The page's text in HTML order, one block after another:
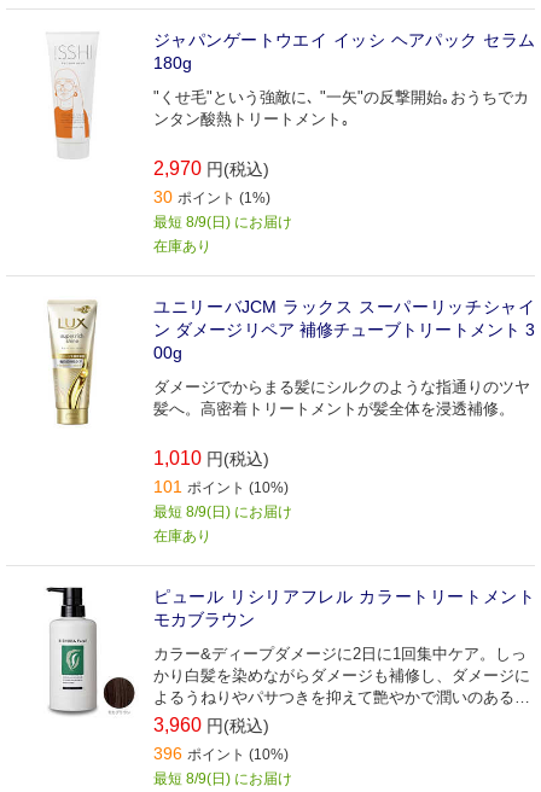
ジャパンゲートウエイ イッシ ヘアパック セラム
180g
"くせ毛"という強敵に､ "一矢"の反撃開始｡おうちでカ
ンタン酸熱トリートメント｡
2,970 円(税込)
30 ポイント (1%)
最短 8/9(日) にお届け
在庫あり
ユニリーバJCM ラックス スーパーリッチシャイ
ン ダメージリペア 補修チューブトリートメント 3
00g
ダメージでからまる髪にシルクのような指通りのツヤ
髪へ。高密着トリートメントが髪全体を浸透補修。
1,010 円(税込)
101 ポイント (10%)
最短 8/9(日) にお届け
在庫あり
ピュール リシリアフレル カラートリートメント
モカブラウン
カラー&ディープダメージに2日に1回集中ケア。しっ
かり白髪を染めながらダメージも補修し、ダメージに
よるうねりやパサつきを抑えて艶やかで潤いのあるま
とまる髪へ
3,960 円(税込)
396 ポイント (10%)
最短 8/9(日) にお届け